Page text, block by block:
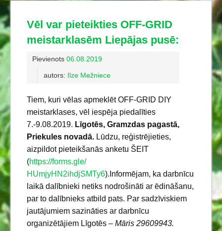
Vēl var pieteikties OFF-GRID
meistarklasēm Liepājas pusē:
Pievienots 06.08.2019
autors: Ilze Mežniece
Tiem, kuri vēlas apmeklēt OFF-GRID DIY
meistarklases, vēl iespēja piedalīties
7.-9.08.2019. Līgotēs, Gramzdas pagastā,
Priekules novadā.Lūdzu, reģistrējieties,
aizpildot pieteikšanās anketu ŠEIT
(https://forms.gle/
HUmjyHN2ihdjSMTy6).Informējam, ka darbnīcu
laikā dalībnieki netiks nodrošināti ar ēdināšanu,
par to dalībnieks atbild pats. Par sadzīviskiem
jautājumiem sazināties ar darbnīcu
organizētājiem Līgotēs – Māris 29609943.